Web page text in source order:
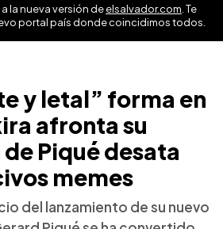
la nueva versión deelsalvador.com . Te
portal país donde coincidimos todos.
y letal” forma en
afronta su
Piqué desata
memes
del lanzamiento de su nuevo